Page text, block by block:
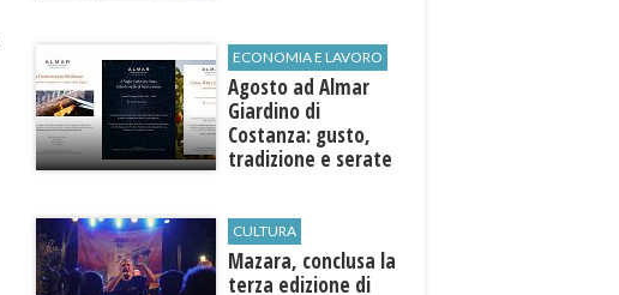
ECONOMIA E LAVORO
Agosto ad Almar
Giardino di
Costanza: gusto,
tradizione e serate
esterni
CULTURA
​Mazara, conclusa la
terza edizione di